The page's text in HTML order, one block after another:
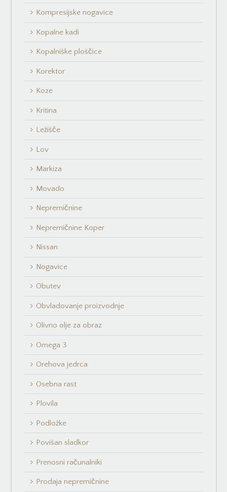
Kompresijske nogavice
Kopalne kadi
Kopalniške ploščice
Korektor
Koze
Kritina
Ležišče
Lov
Markiza
Movado
Nepremičnine
Nepremičnine Koper
Nissan
Nogavice
Obutev
Obvladovanje proizvodnje
Olivno olje za obraz
Omega 3
Orehova jedrca
Osebna rast
Plovila
Podložke
Povišan sladkor
Prenosni računalniki
Prodaja nepremičnine